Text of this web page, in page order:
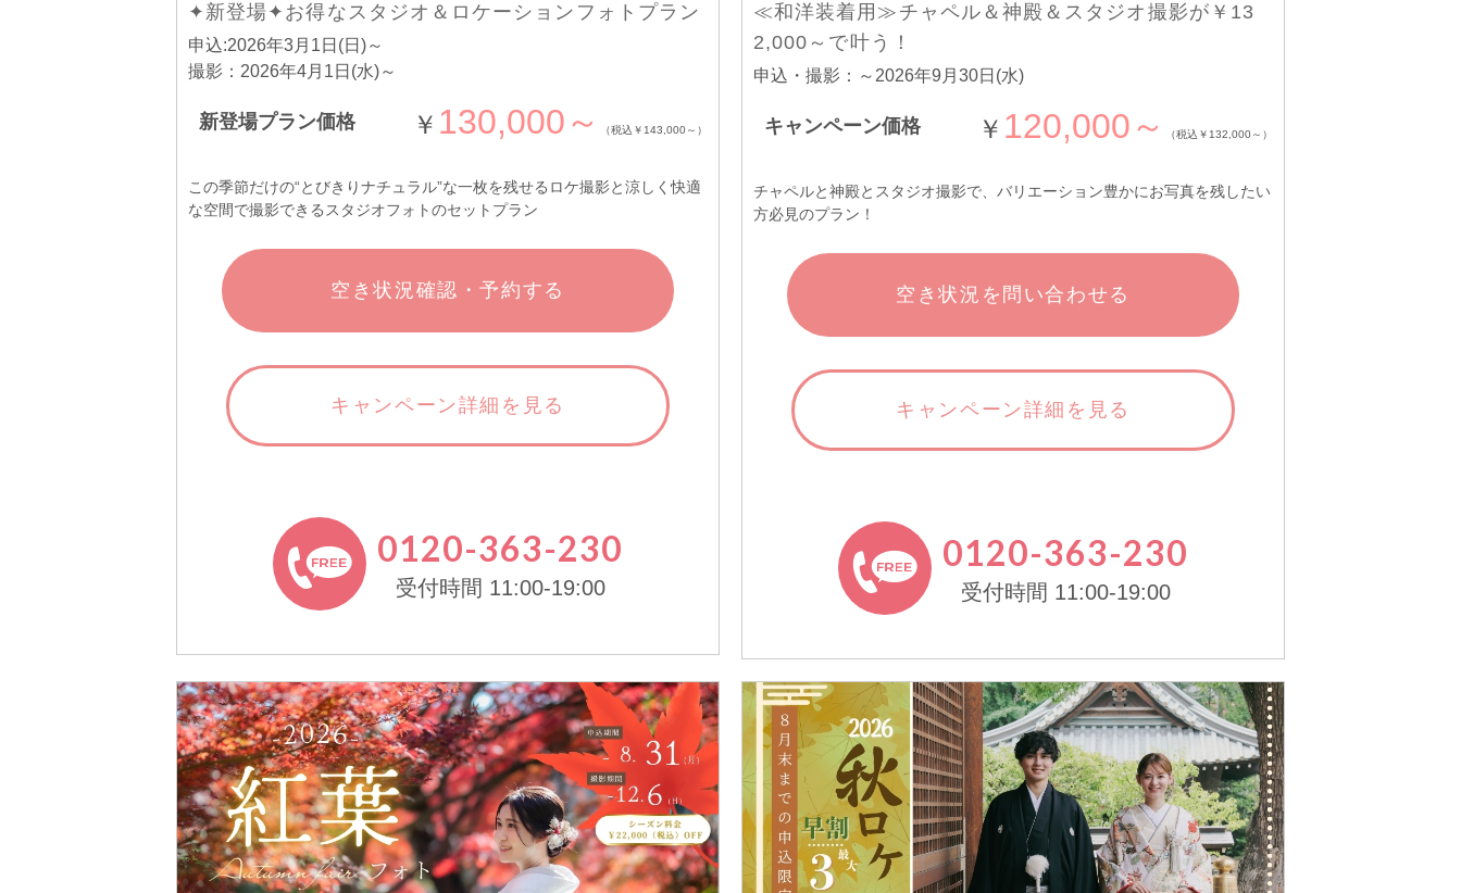
✦新登場✦お得なスタジオ＆ロケーションフォトプラン
申込:2026年3月1日(日)～
撮影：2026年4月1日(水)～
新登場プラン価格 ￥ 130,000～ （税込￥143,000～）
この季節だけの“とびきりナチュラル”な一枚を残せるロケ撮影と涼しく快適
な空間で撮影できるスタジオフォトのセットプラン
空き状況確認・予約する
キャンペーン詳細を見る
0120-363-230
受付時間 11:00-19:00
≪和洋装着用≫チャペル＆神殿＆スタジオ撮影が￥13
2,000～で叶う！
申込・撮影：～2026年9月30日(水)
キャンペーン価格 ￥ 120,000～ （税込￥132,000～）
チャペルと神殿とスタジオ撮影で、バリエーション豊かにお写真を残したい
方必見のプラン！
空き状況を問い合わせる
キャンペーン詳細を見る
0120-363-230
受付時間 11:00-19:00